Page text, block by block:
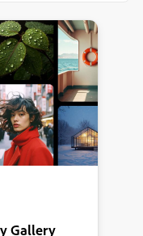
Gallery